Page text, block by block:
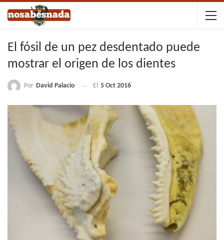
El fósil de un pez desdentado puede
mostrar el origen de los dientes
Por David Palacio El 5 Oct 2016